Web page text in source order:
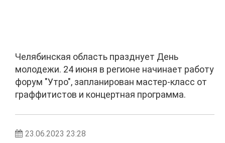
Челябинская область празднует День
молодежи. 24 июня в регионе начинает работу
форум "Утро", запланирован мастер-класс от
граффитистов и концертная программа.
23.06.2023 23:28